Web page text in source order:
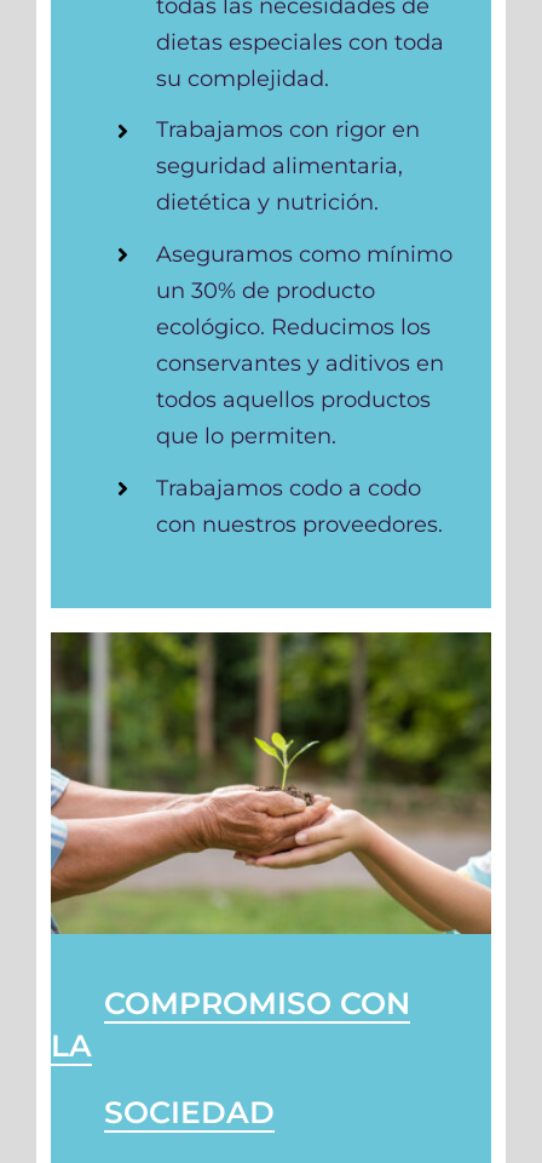
todas las necesidades de
dietas especiales con toda
su complejidad.
Trabajamos con rigor en
seguridad alimentaria,
dietética y nutrición.
Aseguramos como mínimo
un 30% de producto
ecológico. Reducimos los
conservantes y aditivos en
todos aquellos productos
que lo permiten.
Trabajamos codo a codo
con nuestros proveedores.
COMPROMISO CON
LA
SOCIEDAD